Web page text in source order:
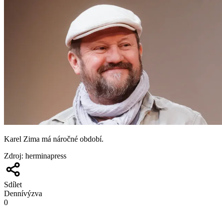
Karel Zima má náročné období.
Zdroj: herminapress
Sdílet
Dennívýzva
0